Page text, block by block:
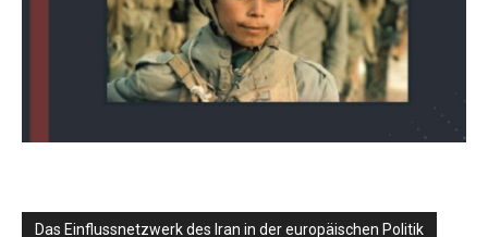
Das Einflussnetzwerk des Iran in der europäischen Politik